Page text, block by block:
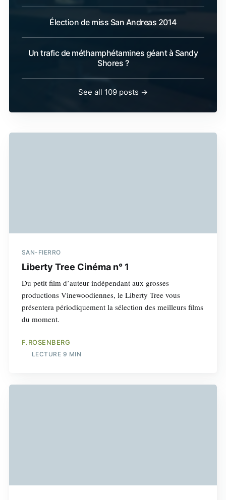
Élection de miss San Andreas 2014
Un trafic de méthamphétamines géant à Sandy
Shores ?
See all 109 posts →
SAN-FIERRO
Liberty Tree Cinéma n° 1
Du petit film d’auteur indépendant aux grosses
productions Vinewoodiennes, le Liberty Tree vous
présentera périodiquement la sélection des meilleurs films
du moment.
F.ROSENBERG
LECTURE 9 MIN